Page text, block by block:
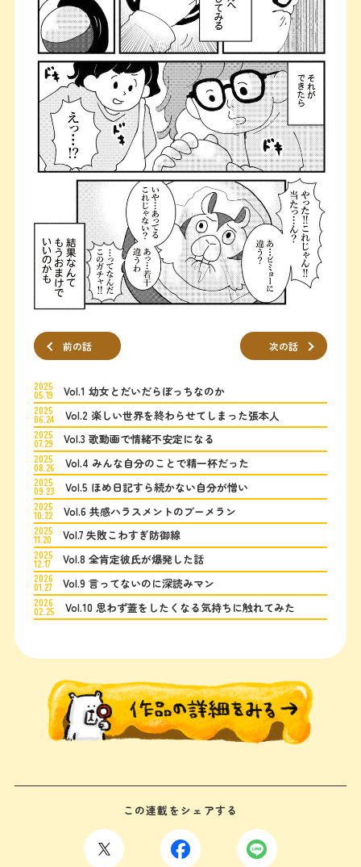
前の話 次の話
2025
05.19 Vol.1 幼女とだいだらぼっちなのか
2025
06.24 Vol.2 楽しい世界を終わらせてしまった張本人
2025
07.29 Vol.3 歌動画で情緒不安定になる
2025
08.26 Vol.4 みんな自分のことで精一杯だった
2025
09.23 Vol.5 ほめ日記すら続かない自分が憎い
2025
10.22 Vol.6 共感ハラスメントのブーメラン
2025
11.20 Vol.7 失敗こわすぎ防御線
2025
12.17 Vol.8 全肯定彼氏が爆発した話
2026
01.27 Vol.9 言ってないのに深読みマン
2026
02.25 Vol.10 思わず蓋をしたくなる気持ちに触れてみた
この連載をシェアする